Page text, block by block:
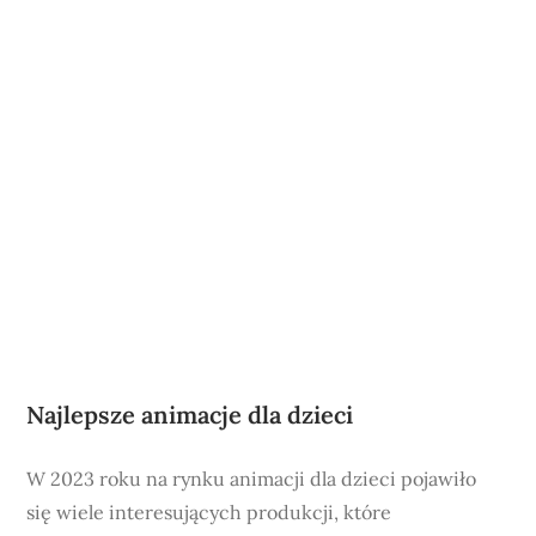
Najlepsze animacje dla dzieci
W 2023 roku na rynku animacji dla dzieci pojawiło
się wiele interesujących produkcji, które